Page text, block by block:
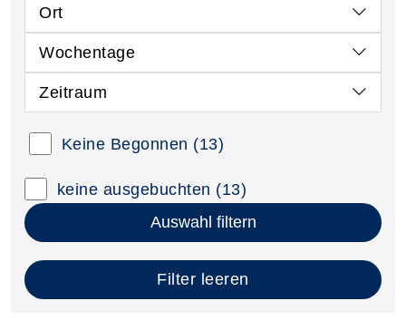
Ort
Wochentage
Zeitraum
Keine Begonnen (13)
keine ausgebuchten (13)
Auswahl filtern
Filter leeren